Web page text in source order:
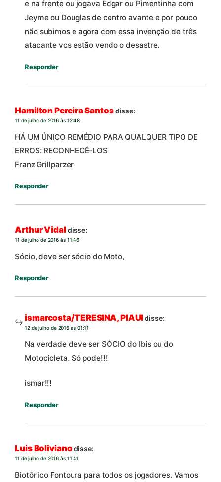
e na frente ou jogava Edgar ou Pimentinha com
Jeyme ou Douglas de centro avante e por pouco
não subimos e agora com essa invenção de três
atacante vcs estão vendo o desastre.
Responder
Hamilton Pereira Santosdisse:
11 de julho de 2016 às 12:48
HÁ UM ÚNICO REMÉDIO PARA QUALQUER TIPO DE
ERROS: RECONHECÊ-LOS
Franz Grillparzer
Responder
Arthur Vidaldisse:
11 de julho de 2016 às 11:46
Sócio, deve ser sócio do Moto,
Responder
ismarcosta/TERESINA, PIAUIdisse:
12 de julho de 2016 às 01:11
Na verdade deve ser SÓCIO do Ibis ou do
Motocicleta. Só pode!!!
ismar!!!
Responder
Luis Boliviano disse:
11 de julho de 2016 às 11:41
Biotônico Fontoura para todos os jogadores. Vamos